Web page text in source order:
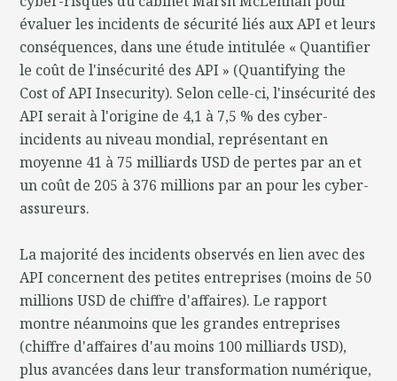
évaluer les incidents de sécurité liés aux API et leurs
conséquences, dans une étude intitulée « Quantifier
le coût de l'insécurité des API » (Quantifying the
Cost of API Insecurity). Selon celle-ci, l'insécurité des
API serait à l'origine de 4,1 à 7,5 % des cyber-
incidents au niveau mondial, représentant en
moyenne 41 à 75 milliards USD de pertes par an et
un coût de 205 à 376 millions par an pour les cyber-
assureurs.
La majorité des incidents observés en lien avec des
API concernent des petites entreprises (moins de 50
millions USD de chiffre d'affaires). Le rapport
montre néanmoins que les grandes entreprises
(chiffre d'affaires d'au moins 100 milliards USD),
plus avancées dans leur transformation numérique,